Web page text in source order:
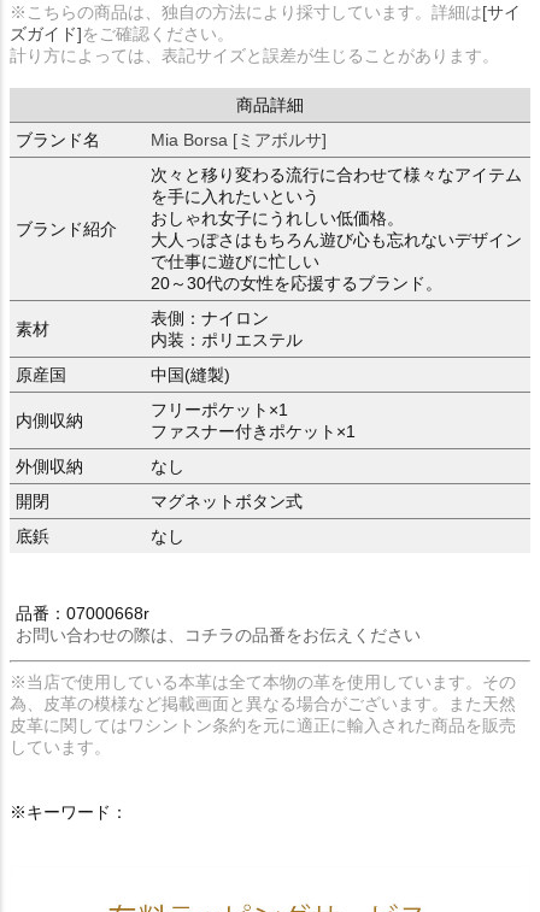
※こちらの商品は、独自の方法により採寸しています。詳細は[サイ
ズガイド]をご確認ください。
計り方によっては、表記サイズと誤差が生じることがあります。
商品詳細
ブランド名
Mia Borsa [ミアボルサ]
ブランド紹介
次々と移り変わる流行に合わせて様々なアイテム
を手に入れたいという
おしゃれ女子にうれしい低価格。
大人っぽさはもちろん遊び心も忘れないデザイン
で仕事に遊びに忙しい
20～30代の女性を応援するブランド。
素材
表側：ナイロン
内装：ポリエステル
原産国
中国(縫製)
内側収納
フリーポケット×1
ファスナー付きポケット×1
外側収納
なし
開閉
マグネットボタン式
底鋲
なし
品番：07000668r
お問い合わせの際は、コチラの品番をお伝えください
※当店で使用している本革は全て本物の革を使用しています。その
為、皮革の模様など掲載画面と異なる場合がございます。また天然
皮革に関してはワシントン条約を元に適正に輸入された商品を販売
しています。
※キーワード：